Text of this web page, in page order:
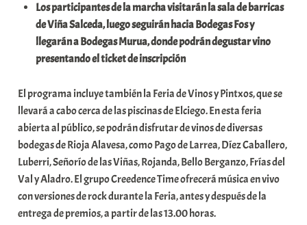
x
a
K
o
u
n
i
t
a
t
e
a
Los participantes de la marcha visitarán la sala de barricas
de Viña Salceda, luego seguirán hacia Bodegas Fos y
llegarán a Bodegas Murua, donde podrán degustar vino
presentando el ticket de inscripción
El programa incluye también la Feria de Vinos y Pintxos, que se
llevará a cabo cerca de las piscinas de Elciego. En esta feria
abierta al público, se podrán disfrutar de vinos de diversas
bodegas de Rioja Alavesa, como Pago de Larrea, Díez Caballero,
Luberri, Señorío de las Viñas, Rojanda, Bello Berganzo, Frías del
Val y Aladro. El grupo Creedence Time ofrecerá música en vivo
con versiones de rock durante la Feria, antes y después de la
entrega de premios, a partir de las 13.00 horas.